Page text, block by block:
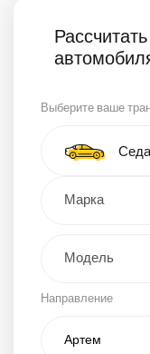
Выберите ваше
Тип
Направление